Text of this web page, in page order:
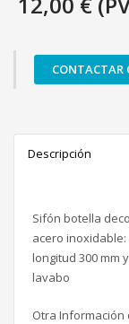
CONTACTAR
Descripción
Sifón botella
acero
longitud 300 mm
lavabo
Otra Información